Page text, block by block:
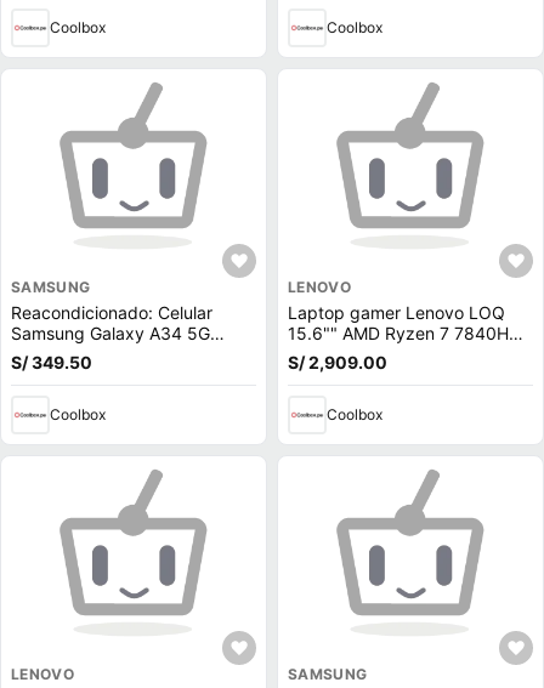
Coolbox Coolbox
SAMSUNG
Reacondicionado: Celular
Samsung Galaxy A34 5G
256GB, 8GB RAM, cámara
trasera 48 MP y cámara
S/ 349.50
Coolbox
LENOVO
Laptop gamer Lenovo LOQ
15.6"" AMD Ryzen 7 7840HS,
512GB SSD, 16GB RAM, RTX
4050 6GB, Win11 Home, gris
S/ 2,909.00
Coolbox
LENOVO SAMSUNG